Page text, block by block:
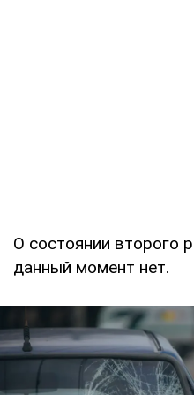
О состоянии второго
данный момент нет.